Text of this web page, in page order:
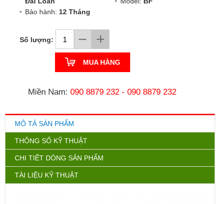
Bảo hành: 12 Tháng
Số lượng:
MUA HÀNG
Miền Nam: 090 8879 232 - 090 8879 232
MÔ TẢ SẢN PHẨM
THÔNG SỐ KỸ THUẬT
CHI TIẾT DÒNG SẢN PHẨM
TÀI LIỆU KỸ THUẬT